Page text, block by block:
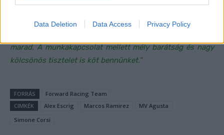
Data Deletion Data Access Privacy Policy
meggyőződésünk, hogy fiatal kora erősség a projekt és a
csapat számára. Simone, akinek köszönjük a munkát, amit
marad. A munkakapcsolat mellett mély barátság és nagy
kölcsönös tisztelet is köt bennünket.”
FORRÁS
Forward Racing Team
CIMKÉK
Alex Escrig Marcos Ramirez
MV Agusta
Simone Corsi